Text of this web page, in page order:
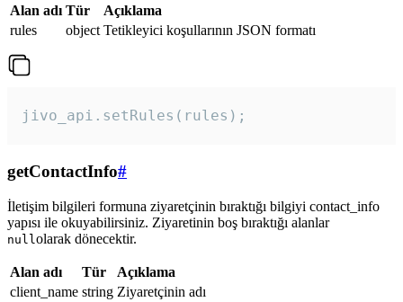
Alan adı Tür
Açıklama
rules
object Tetikleyici koşullarının JSON formatı
jivo_api.setRules(rules);
getContactInfo#
İletişim bilgileri formuna ziyaretçinin bıraktığı bilgiyi contact_info
yapısı ile okuyabilirsiniz. Ziyaretinin boş bıraktığı alanlar
null olarak dönecektir.
Alan adı Tür
Açıklama
client_name string Ziyaretçinin adı